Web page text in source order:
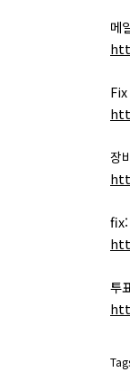
메
장
fix:
투